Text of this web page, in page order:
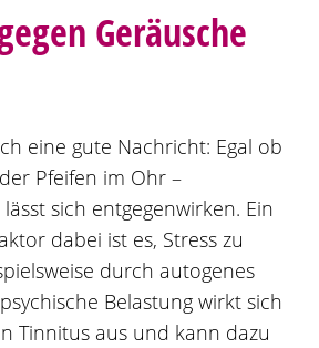
Geräusche
eine gute Nachricht: Egal ob
Pfeifen im Ohr –
sich entgegenwirken. Ein
dabei ist es, Stress zu
durch autogenes
Belastung wirkt sich
Tinnitus aus und kann dazu